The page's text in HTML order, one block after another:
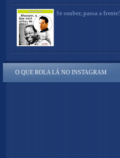
Se souber, passa a frente!
O QUE ROLA LÁ NO INSTAGRAM